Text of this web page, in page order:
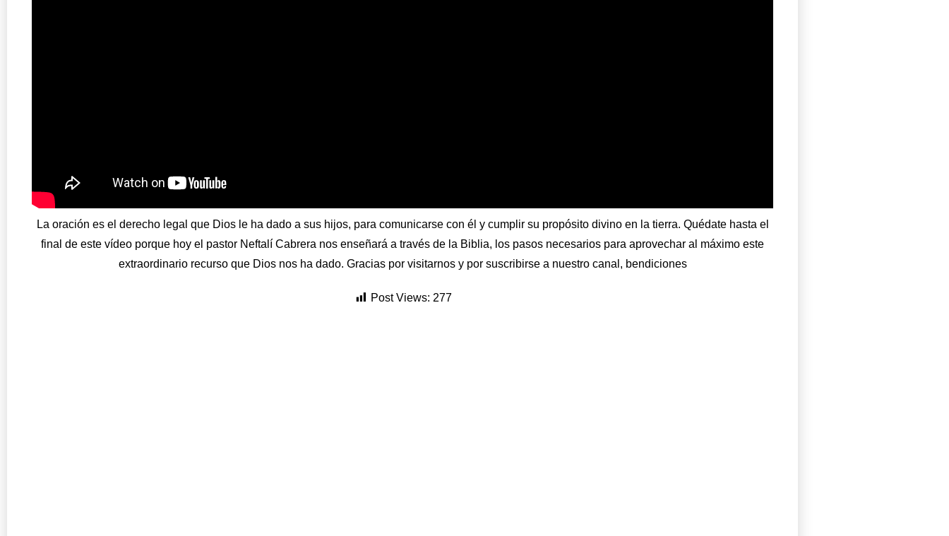
La oración es el derecho legal que Dios le ha dado a sus hijos, para comunicarse con él y cumplir su propósito divino en la tierra. Quédate hasta el
final de este vídeo porque hoy el pastor Neftalí Cabrera nos enseñará a través de la Biblia, los pasos necesarios para aprovechar al máximo este
extraordinario recurso que Dios nos ha dado. Gracias por visitarnos y por suscribirse a nuestro canal, bendiciones
Post Views: 277